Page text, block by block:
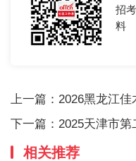
招
料
上一篇： 2026黑龙江
下一篇： 2025天津市
相关推荐